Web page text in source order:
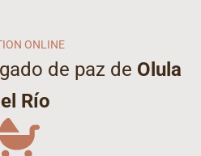
ONLINE
de paz de Olula
Río